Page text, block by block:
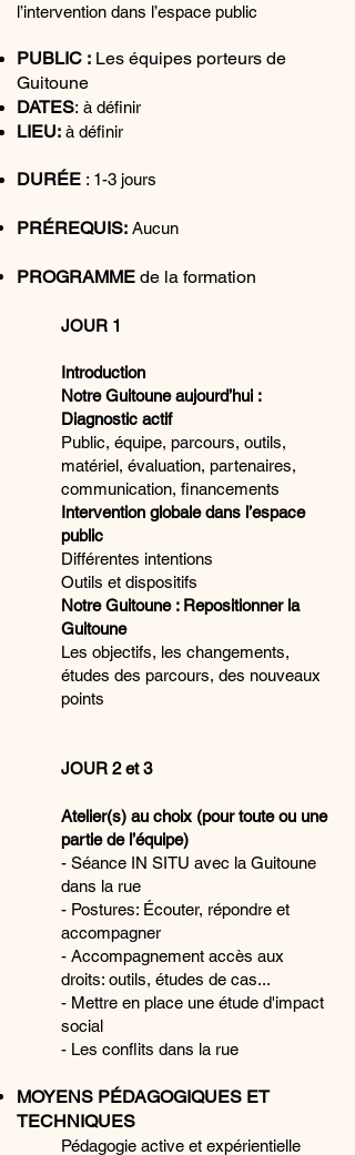
l’intervention dans l’espace public
PUBLIC : Les équipes porteurs de
Guitoune
DATES: à définir
LIEU: à définir
DURÉE : 1-3 jours
PRÉREQUIS: Aucun
PROGRAMME de la formation
JOUR 1
Introduction
Notre Guitoune aujourd’hui :
Diagnostic actif
Public, équipe, parcours, outils,
matériel, évaluation, partenaires,
communication, financements
Intervention globale dans l’espace
public
Différentes intentions
Outils et dispositifs
Notre Guitoune : Repositionner la
Guitoune
Les objectifs, les changements,
études des parcours, des nouveaux
points
JOUR 2 et 3
Atelier(s) au choix (pour toute ou une
partie de l’équipe)
- Séance IN SITU avec la Guitoune
dans la rue
- Postures: Écouter, répondre et
accompagner
- Accompagnement accès aux
droits: outils, études de cas...
- Mettre en place une étude d'impact
social
- Les conflits dans la rue
MOYENS PÉDAGOGIQUES ET
TECHNIQUES
Pédagogie active et expérientielle